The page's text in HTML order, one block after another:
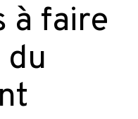
à faire